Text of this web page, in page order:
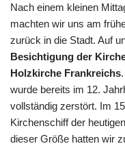
Nach einem kleinen
machten wir uns am
zurück in die Stadt. Auf
Besichtigung der
Holzkirche Frankreichs
wurde bereits im 12.
vollständig zerstört. Im
Kirchenschiff der
dieser Größe hatten wir